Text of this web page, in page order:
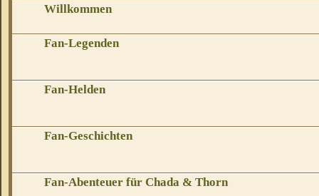
Willkommen
Fan-Legenden
Fan-Helden
Fan-Geschichten
Fan-Abenteuer für Chada & Thorn